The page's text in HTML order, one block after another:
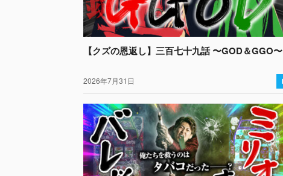
【クズの恩返し】三百七十九話 〜GOD＆GGO〜
2026年7月31日